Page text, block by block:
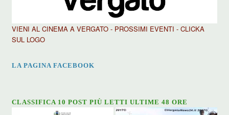
VIENI AL CINEMA A VERGATO - PROSSIMI EVENTI - CLICKA
SUL LOGO
LA PAGINA FACEBOOK
CLASSIFICA 10 POST PIÙ LETTI ULTIME 48 ORE